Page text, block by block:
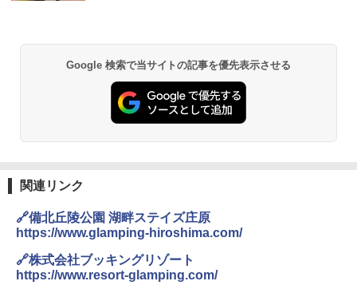
送
GRANDOOR ステンレス保冷剤 2個セット 2
BUNDOK(バンドック)ソロ ドーム 1 EX BDK
-08EX カーキ ソロキャンプ ポリエステル フ
レーム ドーム型 テント
￥-
Google 検索で当サイトの記事を優先表示させる
関連リンク
🔗備北丘陵公園 湖畔ステイズ庄原
https://www.glamping-hiroshima.com/
🔗株式会社ブッキングリゾート
https://www.resort-glamping.com/